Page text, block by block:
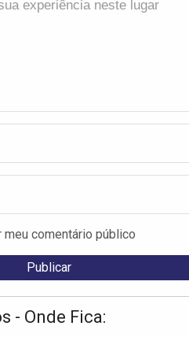
meu comentário público
- Onde Fica: